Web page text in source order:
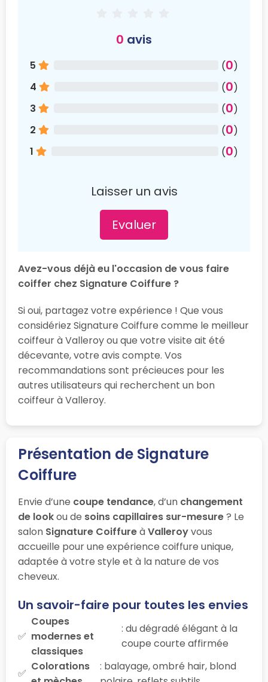
0 avis
5 (0)
4
(0)
3
(0)
2
(0)
1
(0)
Laisser un avis
Evaluer
Avez-vous déjà eu l'occasion de vous faire
coiffer chez Signature Coiffure ?
Si oui, partagez votre expérience ! Que vous
considériez Signature Coiffure comme le meilleur
coiffeur à Valleroy ou que votre visite ait été
décevante, votre avis compte. Vos
recommandations sont précieuces pour les
autres utilisateurs qui recherchent un bon
coiffeur à Valleroy.
Présentation de Signature
Coiffure
Envie d’une coupe tendance, d’un changement
de lookou de soins capillaires sur-mesure? Le
salon Signature CoiffureàValleroyvous
accueille pour une expérience coiffure unique,
adaptée à votre style et à la nature de vos
cheveux.
Un savoir-faire pour toutes les envies
Coupes
modernes et
classiques
: du dégradé élégant à la
coupe courte affirmée
Colorations
: balayage, ombré hair, blond